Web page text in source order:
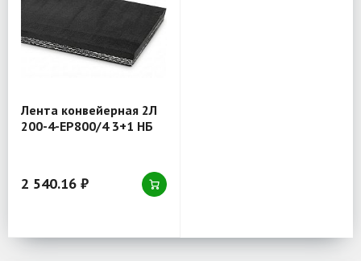
Лента конвейерная 2Л
200-4-EP800/4 3+1 НБ
2 540.16 ₽